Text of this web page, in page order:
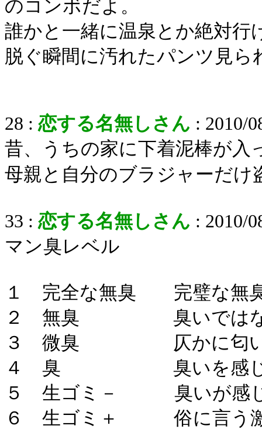
のコンボだよ。
誰かと一緒に温泉とか絶対行
脱ぐ瞬間に汚れたパンツ見
28 : 恋する名無しさん : 2010/
昔、うちの家に下着泥棒が入
母親と自分のブラジャーだけ
33 : 恋する名無しさん : 2010/
マン臭レベル
１ 完全な無臭 完璧な無臭
２ 無臭 臭いではなく匂
３ 微臭 仄かに匂いが
４ 臭 臭いを感じ取る
５ 生ゴミ－ 臭いが感じ
６ 生ゴミ＋ 俗に言う激